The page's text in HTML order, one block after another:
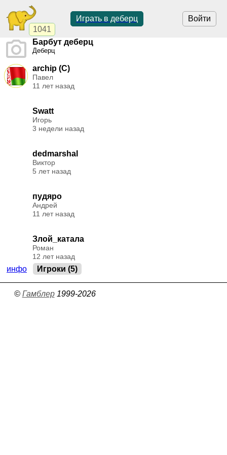
1041
Войти
Играть в деберц
Барбут деберц
Деберц
archip (C)
Павел
11 лет назад
Swatt
Игорь
3 недели назад
dedmarshal
Виктор
5 лет назад
пудяро
Андрей
11 лет назад
Злой_катала
Роман
12 лет назад
инфо Игроки (5)
© Гамблер1999-2026